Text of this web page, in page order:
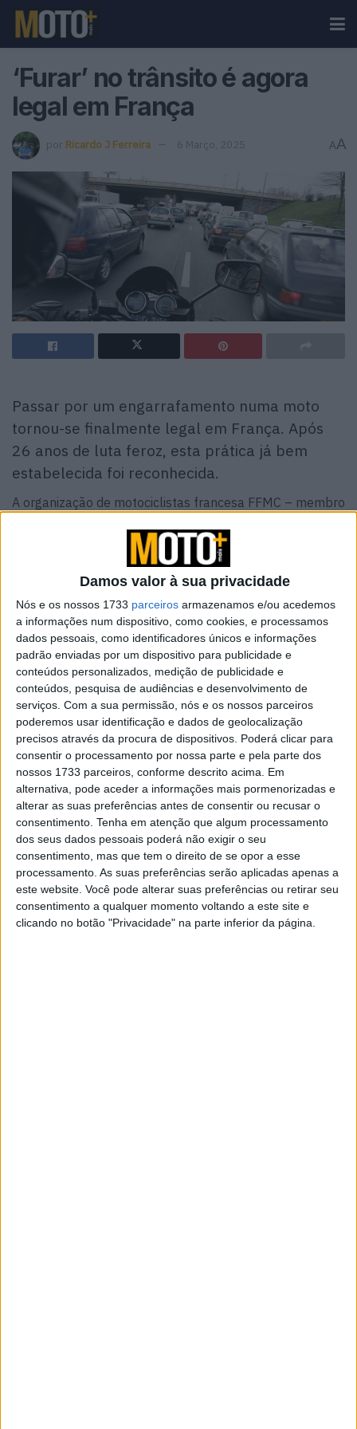
Damos valor à sua privacidade
Nós e os nossos 1733 parceiros armazenamos e/ou acedemos
a informações num dispositivo, como cookies, e processamos
dados pessoais, como identificadores únicos e informações
padrão enviadas por um dispositivo para publicidade e
conteúdos personalizados, medição de publicidade e
conteúdos, pesquisa de audiências e desenvolvimento de
serviços. Com a sua permissão, nós e os nossos parceiros
poderemos usar identificação e dados de geolocalização
precisos através da procura de dispositivos. Poderá clicar para
consentir o processamento por nossa parte e pela parte dos
nossos 1733 parceiros, conforme descrito acima. Em
alternativa, pode aceder a informações mais pormenorizadas e
alterar as suas preferências antes de consentir ou recusar o
consentimento. Tenha em atenção que algum processamento
dos seus dados pessoais poderá não exigir o seu
consentimento, mas que tem o direito de se opor a esse
processamento. As suas preferências serão aplicadas apenas a
este website. Você pode alterar suas preferências ou retirar seu
consentimento a qualquer momento voltando a este site e
clicando no botão "Privacidade" na parte inferior da página.
‘Furar’ no trânsito é agora
legal em França
por Ricardo J Ferreira 6 Março, 2025 AA
Passar por um engarrafamento numa moto
tornou-se finalmente legal em França. Após
26 anos de luta feroz, esta prática já bem
estabelecida foi reconhecida.
A organização de motociclistas francesa FFMC – membro
marca um passo decisivo na partilha de estradas e na
segurança dos utilizadores”.
A ‘filtragem’, embora geralmente praticada por muitos
motociclistas, estava até agora numa área legal cinzenta,
frequentemente tolerada, raramente sancionada. E
desde 2016 que as autoridades fazem experiências com
isso. Após quase dez longos anos de experimentação,
esta legalização traz o reconhecimento oficial a uma
prática que ajuda a suavizar o fluxo do trânsito e a
reduzir os engarrafamentos. Mas o impacto vai muito
para além disso.
Graças a esta legalização, as escolas de condução
poderão agora incluir a partilha de faixas nos seus
treinos para a carta de condução. Isto significa que os
futuros motociclistas estarão mais bem treinados nesta
prática, reduzindo assim os riscos de comportamentos
inadequados ou perigosos por parte dos mesmos.